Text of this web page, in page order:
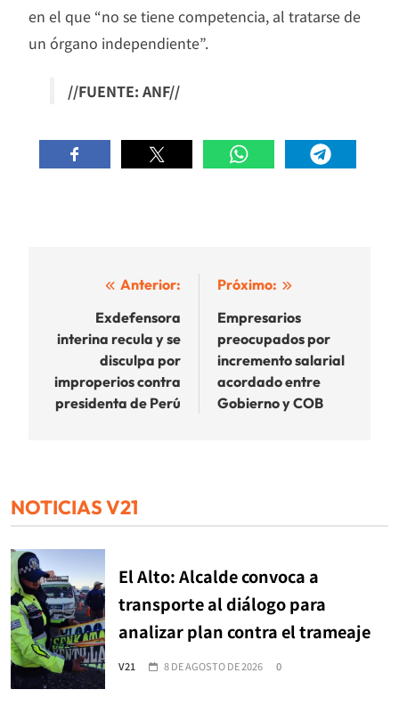
en el que “no se tiene competencia, al tratarse de
un órgano independiente”.
//FUENTE: ANF//
Navegación
entradas
Anterior:
Exdefensora
interina recula y se
disculpa por
improperios contra
presidenta de Perú
Próximo:
Empresarios
preocupados por
incremento salarial
acordado entre
Gobierno y COB
NOTICIAS V21
El Alto: Alcalde convoca a
transporte al diálogo para
analizar plan contra el trameaje
V21 8 DE AGOSTO DE 2026 0